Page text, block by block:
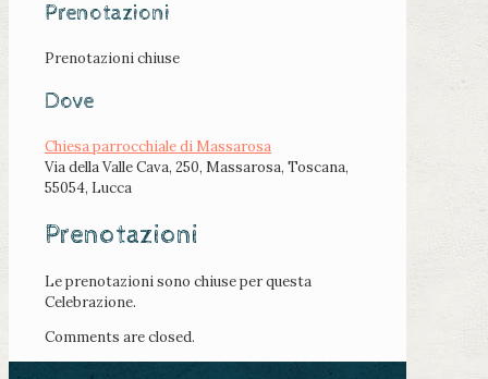
Prenotazioni
Prenotazioni chiuse
Dove
Chiesa parrocchiale di Massarosa
Via della Valle Cava, 250, Massarosa, Toscana,
55054, Lucca
Prenotazioni
Le prenotazioni sono chiuse per questa
Celebrazione.
Comments are closed.